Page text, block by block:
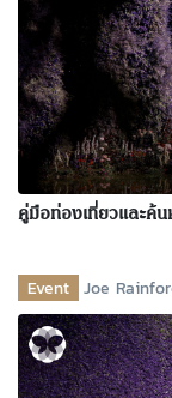
คู่มือท่องเที่ยวและค้น
Event Joe